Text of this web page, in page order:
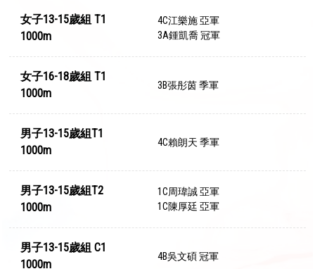
女子13-15歲組 T1
1000m
4C江樂施 亞軍
3A鍾凱喬 冠軍
女子16-18歲組 T1
1000m
3B張彤茵 季軍
男子13-15歲組T1
1000m
4C賴朗天 季軍
男子13-15歲組T2
1000m
1C周瑋誠 亞軍
1C陳厚廷 亞軍
男子13-15歲組 C1
1000m
4B吳文碩 冠軍